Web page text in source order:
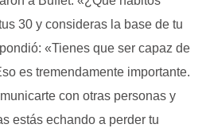
30 y consideras la base de tu
«Tienes que ser capaz de
es tremendamente importante.
con otras personas y
estás echando a perder tu